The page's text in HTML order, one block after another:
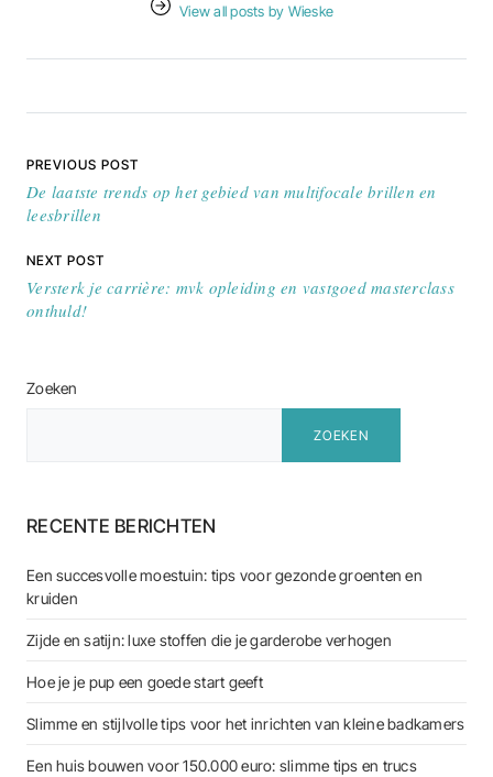
View all posts by Wieske
Bericht navigatie
PREVIOUS POST
De laatste trends op het gebied van multifocale brillen en
leesbrillen
NEXT POST
Versterk je carrière: mvk opleiding en vastgoed masterclass
onthuld!
Zoeken
ZOEKEN
RECENTE BERICHTEN
Een succesvolle moestuin: tips voor gezonde groenten en
kruiden
Zijde en satijn: luxe stoffen die je garderobe verhogen
Hoe je je pup een goede start geeft
Slimme en stijlvolle tips voor het inrichten van kleine badkamers
Een huis bouwen voor 150.000 euro: slimme tips en trucs